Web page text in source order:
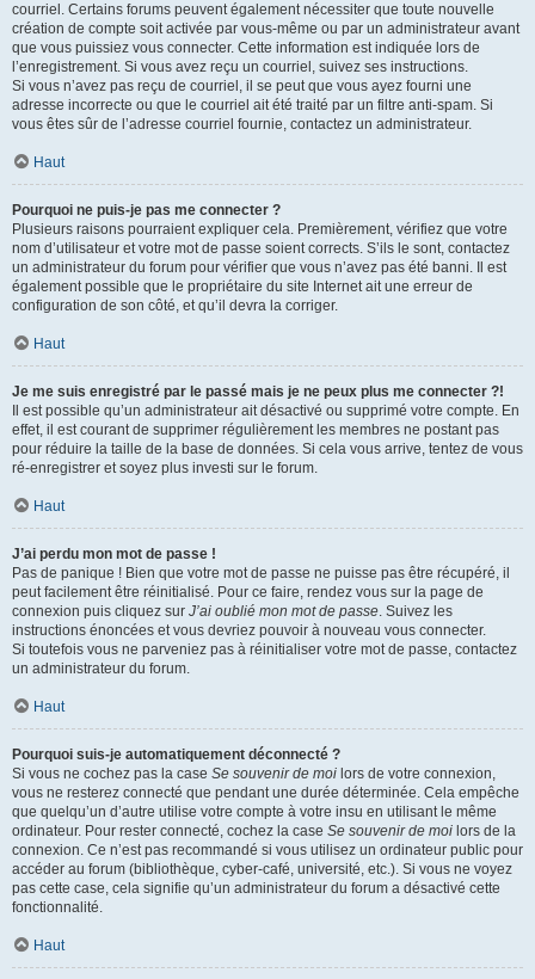
courriel. Certains forums peuvent également nécessiter que toute nouvelle
création de compte soit activée par vous-même ou par un administrateur avant
que vous puissiez vous connecter. Cette information est indiquée lors de
l’enregistrement. Si vous avez reçu un courriel, suivez ses instructions.
Si vous n’avez pas reçu de courriel, il se peut que vous ayez fourni une
adresse incorrecte ou que le courriel ait été traité par un filtre anti-spam. Si
vous êtes sûr de l’adresse courriel fournie, contactez un administrateur.
Haut
Pourquoi ne puis-je pas me connecter ?
Plusieurs raisons pourraient expliquer cela. Premièrement, vérifiez que votre
nom d’utilisateur et votre mot de passe soient corrects. S’ils le sont, contactez
un administrateur du forum pour vérifier que vous n’avez pas été banni. Il est
également possible que le propriétaire du site Internet ait une erreur de
configuration de son côté, et qu’il devra la corriger.
Haut
Je me suis enregistré par le passé mais je ne peux plus me connecter ?!
Il est possible qu’un administrateur ait désactivé ou supprimé votre compte. En
effet, il est courant de supprimer régulièrement les membres ne postant pas
pour réduire la taille de la base de données. Si cela vous arrive, tentez de vous
ré-enregistrer et soyez plus investi sur le forum.
Haut
J’ai perdu mon mot de passe !
Pas de panique ! Bien que votre mot de passe ne puisse pas être récupéré, il
peut facilement être réinitialisé. Pour ce faire, rendez vous sur la page de
connexion puis cliquez sur J’ai oublié mon mot de passe. Suivez les
instructions énoncées et vous devriez pouvoir à nouveau vous connecter.
Si toutefois vous ne parveniez pas à réinitialiser votre mot de passe, contactez
un administrateur du forum.
Haut
Pourquoi suis-je automatiquement déconnecté ?
Si vous ne cochez pas la case Se souvenir de moi lors de votre connexion,
vous ne resterez connecté que pendant une durée déterminée. Cela empêche
que quelqu’un d’autre utilise votre compte à votre insu en utilisant le même
ordinateur. Pour rester connecté, cochez la case Se souvenir de moi lors de la
connexion. Ce n’est pas recommandé si vous utilisez un ordinateur public pour
accéder au forum (bibliothèque, cyber-café, université, etc.). Si vous ne voyez
pas cette case, cela signifie qu’un administrateur du forum a désactivé cette
fonctionnalité.
Haut